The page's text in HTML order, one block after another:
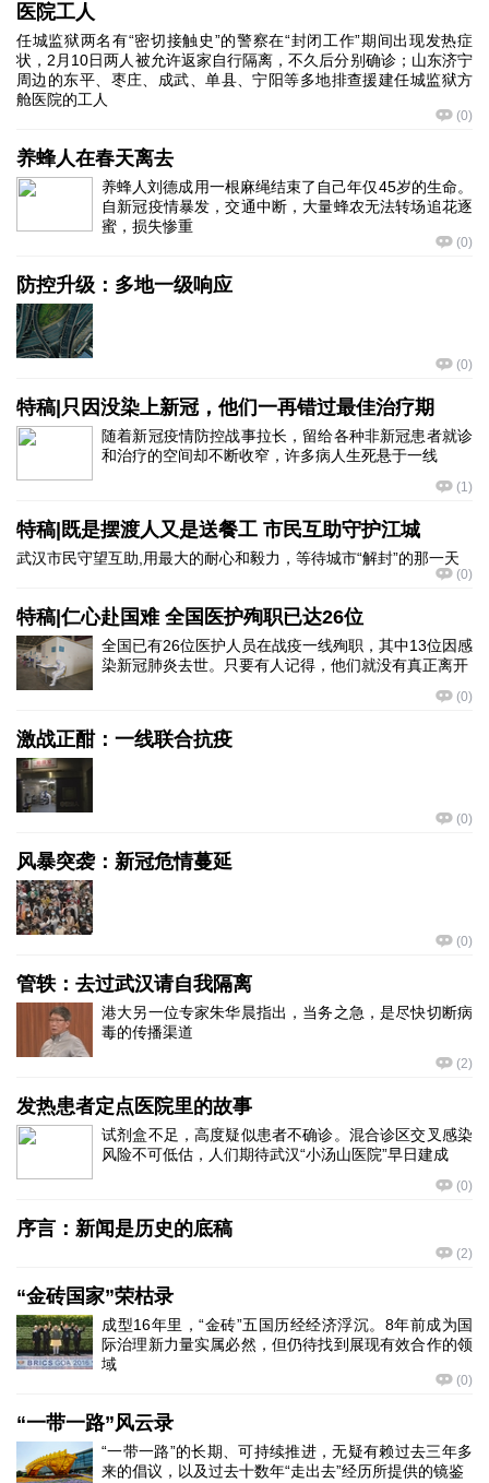
医院工人
任城监狱两名有“密切接触史”的警察在“封闭工作”期间出现发热症
状，2月10日两人被允许返家自行隔离，不久后分别确诊；山东济宁
周边的东平、枣庄、成武、单县、宁阳等多地排查援建任城监狱方
舱医院的工人
(0)
养蜂人在春天离去
养蜂人刘德成用一根麻绳结束了自己年仅45岁的生命。
自新冠疫情暴发，交通中断，大量蜂农无法转场追花逐
蜜，损失惨重
(0)
防控升级：多地一级响应
(0)
特稿|只因没染上新冠，他们一再错过最佳治疗期
随着新冠疫情防控战事拉长，留给各种非新冠患者就诊
和治疗的空间却不断收窄，许多病人生死悬于一线
(1)
特稿|既是摆渡人又是送餐工 市民互助守护江城
武汉市民守望互助,用最大的耐心和毅力，等待城市“解封”的那一天
(0)
特稿|仁心赴国难 全国医护殉职已达26位
全国已有26位医护人员在战疫一线殉职，其中13位因感
染新冠肺炎去世。只要有人记得，他们就没有真正离开
(0)
激战正酣：一线联合抗疫
(0)
风暴突袭：新冠危情蔓延
(0)
管轶：去过武汉请自我隔离
港大另一位专家朱华晨指出，当务之急，是尽快切断病
毒的传播渠道
(2)
发热患者定点医院里的故事
试剂盒不足，高度疑似患者不确诊。混合诊区交叉感染
风险不可低估，人们期待武汉“小汤山医院”早日建成
(0)
序言：新闻是历史的底稿
(2)
“金砖国家”荣枯录
成型16年里，“金砖”五国历经经济浮沉。8年前成为国
际治理新力量实属必然，但仍待找到展现有效合作的领
域
(0)
“一带一路”风云录
“一带一路”的长期、可持续推进，无疑有赖过去三年多
来的倡议，以及过去十数年“走出去”经历所提供的镜鉴